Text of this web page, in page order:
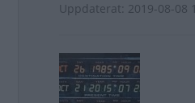
Uppdaterat: 2019-08-08